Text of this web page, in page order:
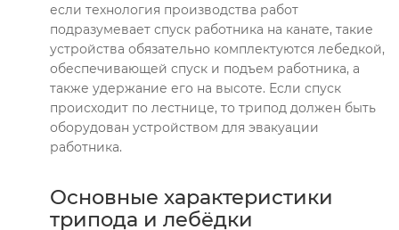
если технология производства работ
подразумевает спуск работника на канате, такие
устройства обязательно комплектуются лебедкой,
обеспечивающей спуск и подъем работника, а
также удержание его на высоте. Если спуск
происходит по лестнице, то трипод должен быть
оборудован устройством для эвакуации
работника.
Основные характеристики
трипода и лебёдки